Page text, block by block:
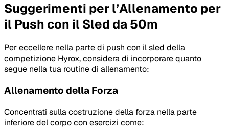
Suggerimenti per l’Allenamento per
il Push con il Sled da 50m
Per eccellere nella parte di push con il sled della
competizione Hyrox, considera di incorporare quanto
segue nella tua routine di allenamento:
Allenamento della Forza
Concentrati sulla costruzione della forza nella parte
inferiore del corpo con esercizi come: